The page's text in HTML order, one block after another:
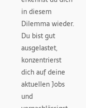
in diesem
Dilemma wieder.
Du bist gut
ausgelastet,
konzentrierst
dich auf deine
aktuellen Jobs
und